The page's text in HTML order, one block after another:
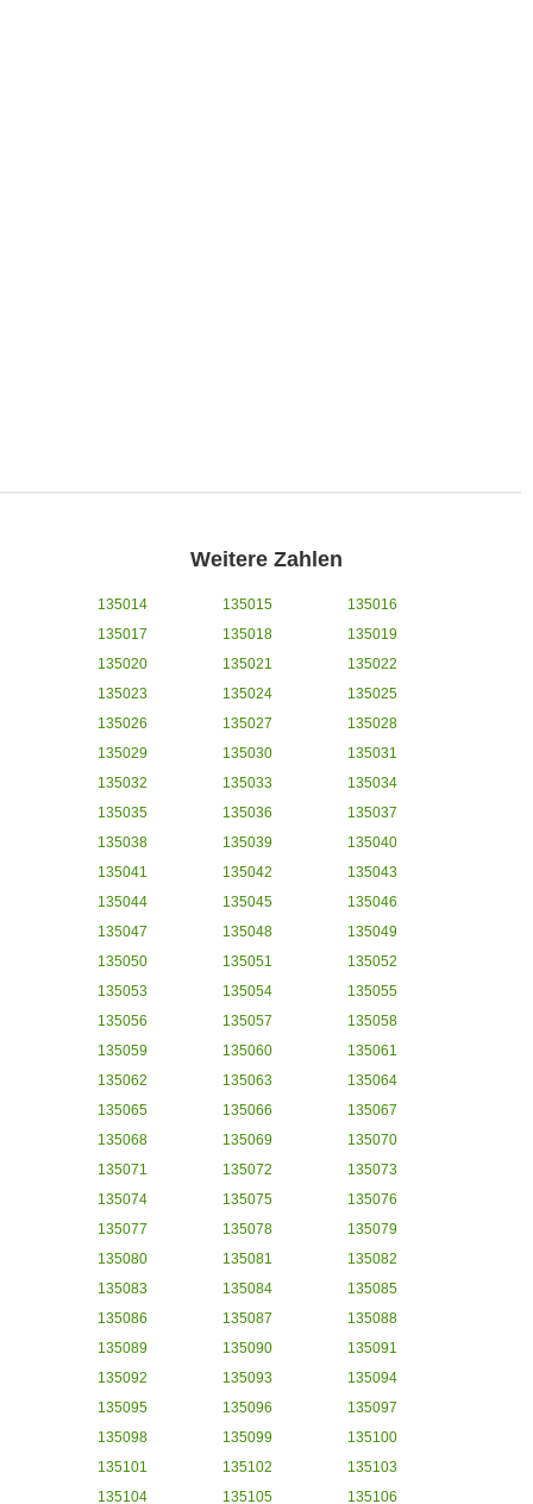
Weitere Zahlen
135014 135015
135016
135017
135018
135019
135020
135021
135022
135023
135024
135025
135026
135027
135028
135029
135030
135031
135032
135033
135034
135035
135036
135037
135038
135039
135040
135041
135042
135043
135044
135045
135046
135047
135048
135049
135050
135051
135052
135053
135054
135055
135056
135057
135058
135059
135060
135061
135062
135063
135064
135065
135066
135067
135068
135069
135070
135071
135072
135073
135074
135075
135076
135077
135078
135079
135080
135081
135082
135083
135084
135085
135086
135087
135088
135089
135090
135091
135092
135093
135094
135095
135096
135097
135098
135099
135100
135101
135102
135103
135104
135105 135106